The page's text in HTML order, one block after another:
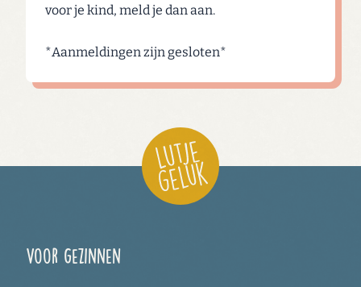
voor je kind, meld je dan aan.
*Aanmeldingen zijn gesloten*
Voor gezinnen